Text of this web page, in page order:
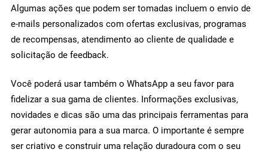
Algumas ações que podem ser tomadas incluem o envio de
e-mails personalizados com ofertas exclusivas, programas
de recompensas, atendimento ao cliente de qualidade e
solicitação de feedback.
Você poderá usar também o WhatsApp a seu favor para
fidelizar a sua gama de clientes. Informações exclusivas,
novidades e dicas são uma das principais ferramentas para
gerar autonomia para a sua marca. O importante é sempre
ser criativo e construir uma relação duradoura com o seu